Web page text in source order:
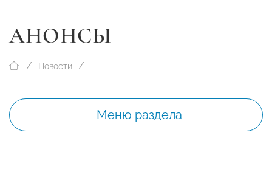
АНОНСЫ
Новости
Меню раздела